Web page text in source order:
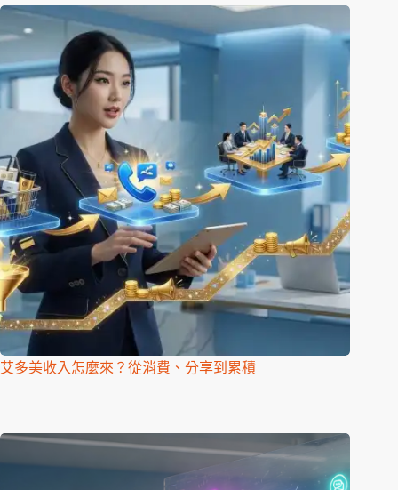
艾多美收入怎麼來？從消費、分享到累積